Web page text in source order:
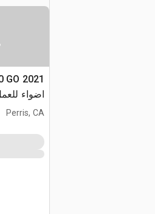
GO
اضواء
Perris, CA